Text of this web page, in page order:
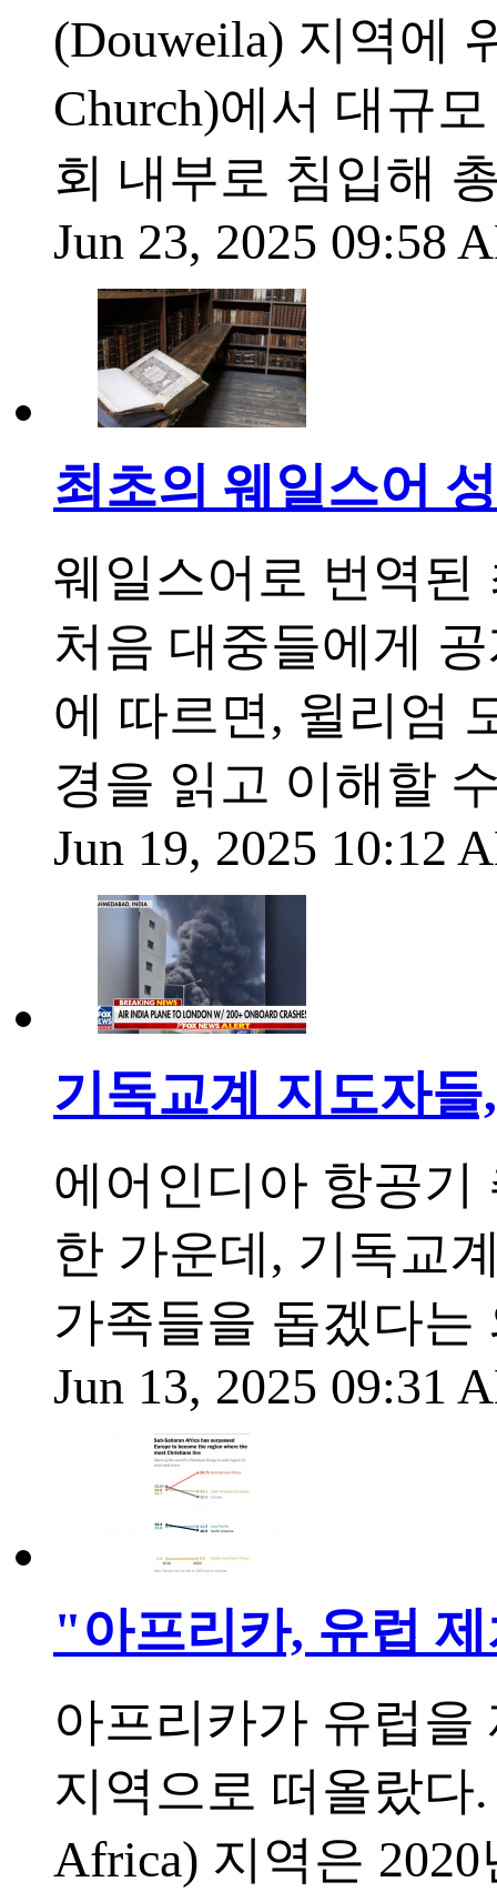
(Douweila) 지역에
Church)에서 대규
회 내부로 침입해
Jun 23, 2025 09:58
최초의 웨일스어
웨일스어로 번역된
처음 대중들에게
에 따르면, 윌리엄
경을 읽고 이해할
Jun 19, 2025 10:12
기독교계 지도자
에어인디아 항공기
한 가운데, 기독교
가족들을 돕겠다는
Jun 13, 2025 09:31
"아프리카, 유럽
아프리카가 유럽
지역으로 떠올랐다.
Africa) 지역은